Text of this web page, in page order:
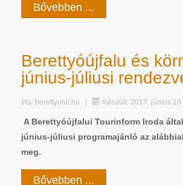
Bővebben ...
Berettyóújfalu és
június-júliusi
Írta: berettyohir.hu Készült: 2017. június 10.
A Berettyóújfalui Tourinform Iroda
június-júliusi programajánló az
meg.
Bővebben ...